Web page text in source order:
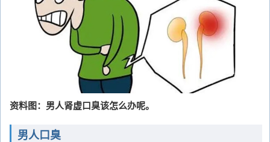
资料图：男人肾虚口臭该怎么办呢。
男人口臭